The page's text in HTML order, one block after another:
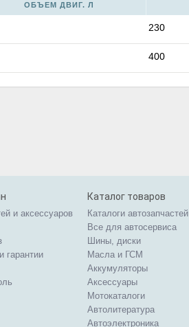
ОБЪЕМ ДВИГ. Л
230
400
и аксессуаров
гарантии
Каталог товаров
Каталоги автозапчастей
Все для автосервиса
Шины, диски
Масла и ГСМ
Аккумуляторы
Аксессуары
Мотокаталоги
Автолитература
Автоэлектроника